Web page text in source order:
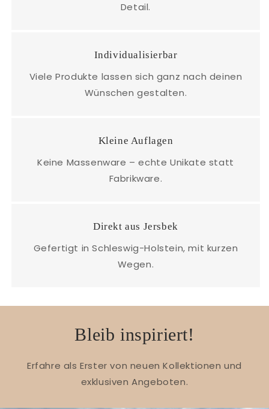
Detail.
Individualisierbar
Viele Produkte lassen sich ganz nach deinen
Wünschen gestalten.
Kleine Auflagen
Keine Massenware – echte Unikate statt
Fabrikware.
Direkt aus Jersbek
Gefertigt in Schleswig-Holstein, mit kurzen
Wegen.
Bleib inspiriert!
Erfahre als Erster von neuen Kollektionen und
exklusiven Angeboten.